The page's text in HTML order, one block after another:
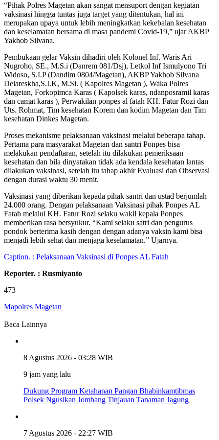
“Pihak Polres Magetan akan sangat mensuport dengan kegiatan
vaksinasi hingga tuntas juga target yang ditentukan, hal ini
merupakan upaya untuk lebih meningkatkan kekebalan kesehatan
dan keselamatan bersama di masa pandemi Covid-19,” ujar AKBP
Yakhob Silvana.
Pembukaan gelar Vaksin dihadiri oleh Kolonel Inf. Waris Ari
Nugroho, SE., M.S.i (Danrem 081/Dsj), Letkol Inf Ismulyono Tri
Widoso, S.I.P (Dandim 0804/Magetan), AKBP Yakhob Silvana
Delareskha,S.I.K, M.Si. ( Kapolres Magetan ), Waka Polres
Magetan, Forkopimca Karas ( Kapolsek karas, ndanposramil karas
dan camat karas ), Perwakilan ponpes al fatah KH. Fatur Rozi dan
Uts. Rohmat, Tim kesehatan Korem dan kodim Magetan dan Tim
kesehatan Dinkes Magetan.
Proses mekanisme pelaksanaan vaksinasi melalui beberapa tahap.
Pertama para masyarakat Magetan dan santri Ponpes bisa
melakukan pendaftaran, setelah itu dilakukan pemeriksaan
kesehatan dan bila dinyatakan tidak ada kendala kesehatan lantas
dilakukan vaksinasi, setelah itu tahap akhir Evaluasi dan Observasi
dengan durasi waktu 30 menit.
Vaksinasi yang diberikan kepada pihak santri dan ustad berjumlah
24.000 orang. Dengan pelaksanaan Vaksinasi pihak Ponpes AL
Fatah melalui KH. Fatur Rozi selaku wakil kepala Ponpes
memberikan rasa bersyukur. “Kami selaku satri dan pengurus
pondok berterima kasih dengan dengan adanya vaksin kami bisa
menjadi lebih sehat dan menjaga keselamatan.” Ujarnya.
Caption. : Pelaksanaan Vaksinasi di Ponpes AL Fatah
Reporter. : Rusmiyanto
473
Mapolres Magetan
Baca Lainnya
8 Agustus 2026 - 03:28 WIB
9 jam yang lalu
Dukung Program Ketahanan Pangan Bhabinkamtibmas
Polsek Ngusikan Jombang Tinjauan Tanaman Jagung
7 Agustus 2026 - 22:27 WIB